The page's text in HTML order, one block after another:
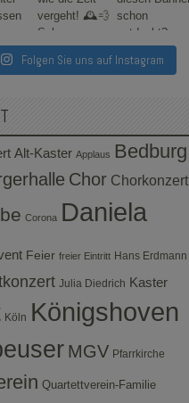
Folgen Sie uns auf Instagram
Alt-Kaster Applaus Bedburg
Chor Chorkonzert
Corona Daniela
Feier freier Eintritt Hans Erdmann
Julia Diedrich Kaster
Köln Königshoven
MGV Pfarrkirche
Quartettverein-Familie